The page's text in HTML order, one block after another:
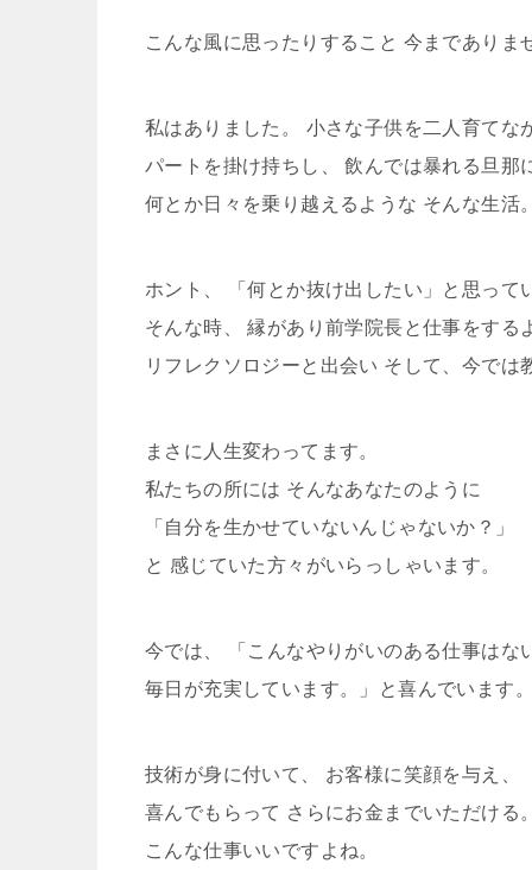
こんな風に思ったりすること 今までありま
私はありました。 小さな子供を二人育てな
パートを掛け持ちし、 飲んでは暴れる旦那
何とか日々を乗り越えるような そんな生活。
ホント、 「何とか抜け出したい」と思って
そんな時、 縁があり前学院長と仕事をする
リフレクソロジーと出会い そして、今では
まさに人生変わってます。
私たちの所には そんなあなたのように
「自分を生かせていないんじゃないか？」
と 感じていた方々がいらっしゃいます。
今では、 「こんなやりがいのある仕事はな
毎日が充実しています。」と喜んでいます。
技術が身に付いて、 お客様に笑顔を与え、
喜んでもらって さらにお金までいただける。
こんな仕事いいですよね。